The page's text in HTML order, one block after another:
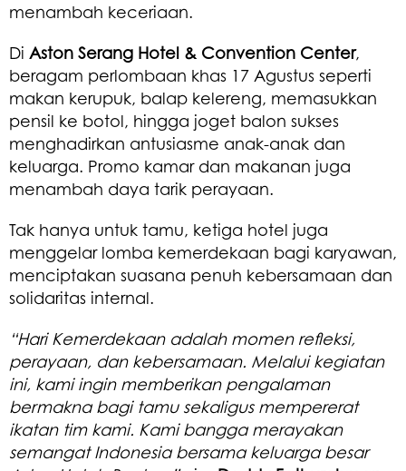
menambah keceriaan.
Di Aston Serang Hotel & Convention Center,
beragam perlombaan khas 17 Agustus seperti
makan kerupuk, balap kelereng, memasukkan
pensil ke botol, hingga joget balon sukses
menghadirkan antusiasme anak-anak dan
keluarga. Promo kamar dan makanan juga
menambah daya tarik perayaan.
Tak hanya untuk tamu, ketiga hotel juga
menggelar lomba kemerdekaan bagi karyawan,
menciptakan suasana penuh kebersamaan dan
solidaritas internal.
“Hari Kemerdekaan adalah momen refleksi,
perayaan, dan kebersamaan. Melalui kegiatan
ini, kami ingin memberikan pengalaman
bermakna bagi tamu sekaligus mempererat
ikatan tim kami. Kami bangga merayakan
semangat Indonesia bersama keluarga besar